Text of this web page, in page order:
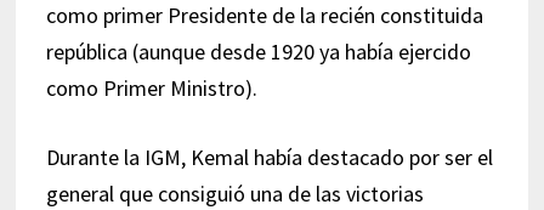
como primer Presidente de la recién constituida
república (aunque desde 1920 ya había ejercido
como Primer Ministro).
Durante la IGM, Kemal había destacado por ser el
general que consiguió una de las victorias